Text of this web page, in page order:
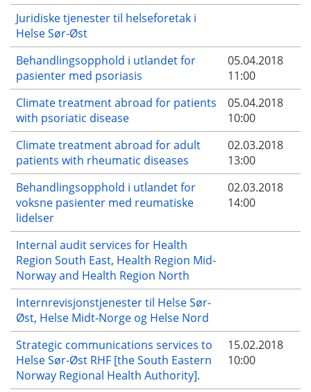
Juridiske tjenester til helseforetak i
Helse Sør-Øst
Behandlingsopphold i utlandet for
pasienter med psoriasis
05.04.2018
11:00
Climate treatment abroad for patients
with psoriatic disease
05.04.2018
10:00
Climate treatment abroad for adult
patients with rheumatic diseases
02.03.2018
13:00
Behandlingsopphold i utlandet for
voksne pasienter med reumatiske
lidelser
02.03.2018
14:00
Internal audit services for Health
Region South East, Health Region Mid-
Norway and Health Region North
Internrevisjonstjenester til Helse Sør-
Øst, Helse Midt-Norge og Helse Nord
Strategic communications services to
Helse Sør-Øst RHF [the South Eastern
Norway Regional Health Authority].
15.02.2018
10:00